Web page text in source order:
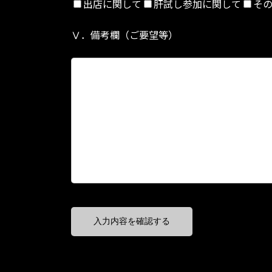
出店に関して 肝試し参加に関して そ
Ⅴ．備考欄（ご要望等）